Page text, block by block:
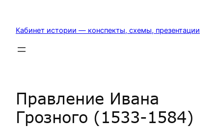
содержимому
Кабинет истории — конспекты, схемы, презентации
Правление Ивана
Грозного (1533-1584)